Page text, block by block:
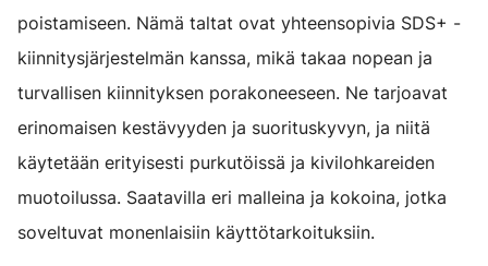
poistamiseen. Nämä taltat ovat yhteensopivia SDS+ -
kiinnitysjärjestelmän kanssa, mikä takaa nopean ja
turvallisen kiinnityksen porakoneeseen. Ne tarjoavat
erinomaisen kestävyyden ja suorituskyvyn, ja niitä
käytetään erityisesti purkutöissä ja kivilohkareiden
muotoilussa. Saatavilla eri malleina ja kokoina, jotka
soveltuvat monenlaisiin käyttötarkoituksiin.